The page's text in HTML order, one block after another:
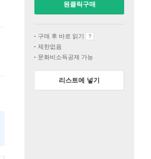
원클릭구매
구매 후 바로 읽기
제한없음
문화비소득공제 가능
리스트에 넣기